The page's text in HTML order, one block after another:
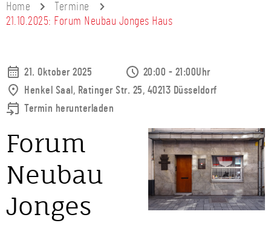
Home
Termine
21.10.2025: Forum Neubau Jonges Haus
21. Oktober 2025
20:00 - 21:00Uhr
Henkel Saal, Ratinger Str. 25, 40213 Düsseldorf
Termin herunterladen
Forum
Neubau
Jonges